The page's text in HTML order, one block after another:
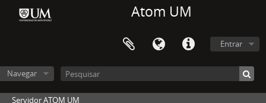
Atom UM
Entrar
Navegar
Servidor ATOM UM